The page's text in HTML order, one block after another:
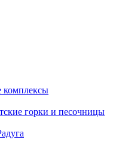
комплексы
горки и песочницы